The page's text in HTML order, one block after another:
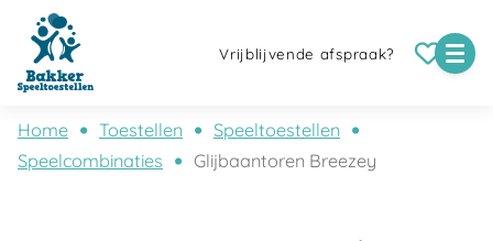
Vrijblijvende afspraak?
Home Toestellen
Speeltoestellen
Speelcombinaties
Glijbaantoren Breezey